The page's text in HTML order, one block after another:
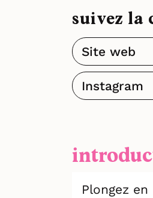
suivez la
Site web
Instagram
Plongez